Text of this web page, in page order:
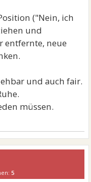
("Nein, ich
und
entfernte, neue
und auch fair.
müssen.
5